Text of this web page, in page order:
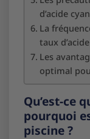
d’acide
La
taux
Les
optimal
Qu’est-ce
pourquoi
piscine ?